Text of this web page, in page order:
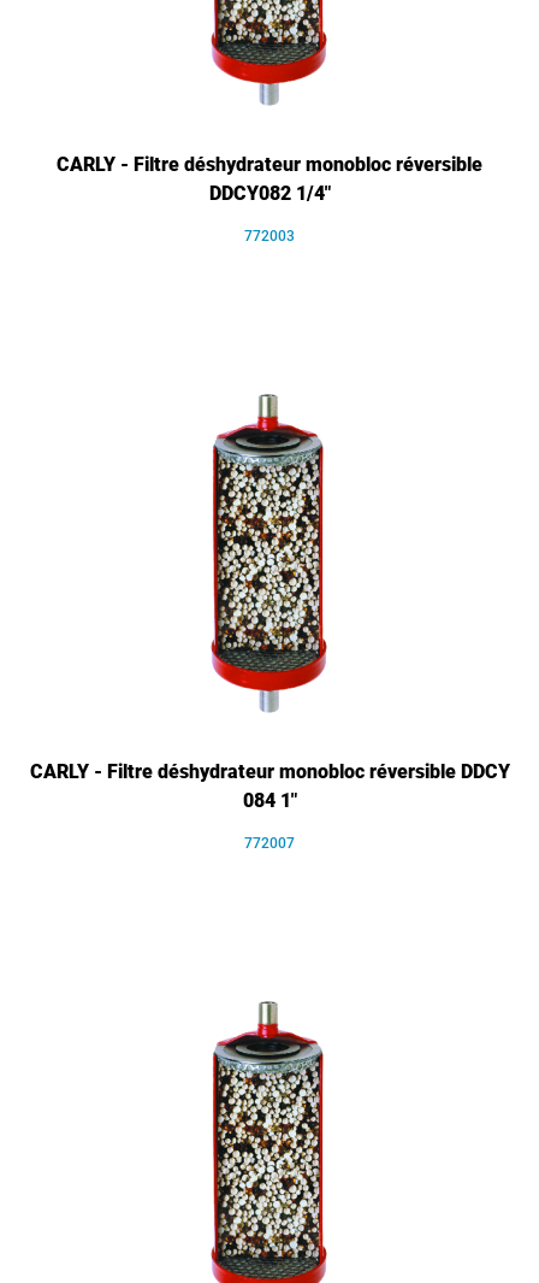
CARLY - Filtre déshydrateur monobloc réversible
DDCY082 1/4"
772003
CARLY - Filtre déshydrateur monobloc réversible DDCY
084 1"
772007